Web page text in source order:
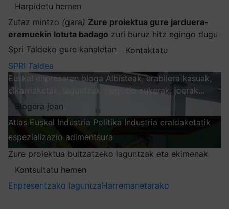
Harpidetu hemen
Zutaz mintzo (gara) Zure proiektua gure jarduera-
eremuekin lotuta badago zuri buruz hitz egingo dugu
Spri Taldeko gure kanaletan
Kontaktatu
SPRI Taldea
Euskal enpresaren bloga Albisteak, erabilera kasuak,
elkarrizketak, laguntzak, negozio aukerak, joerak…
Blogera joan
Atlas Euskal Industria Politika Industria eraldaketatik
espezializazio adimentsura
Zure proiektua bultzatzeko laguntzak eta ekimenak
Kontsultatu hemen
Enpresentzako laguntzaHarremanetarako